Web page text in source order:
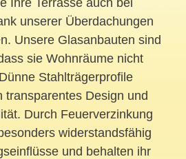
unserer Überdachungen
Unsere Glasanbauten sind
sie Wohnräume nicht
Stahlträgerprofile
transparentes Design und
Durch Feuerverzinkung
widerstandsfähig
und behalten ihr